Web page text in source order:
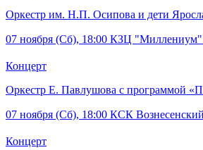
Оркестр им. Н.П. Осипова и дети
07 ноября (Сб), 18:00 КЗЦ "Миллениум"
Концерт
Оркестр Е. Павлушова с программой
07 ноября (Сб), 18:00 КСК Вознесенский
Концерт